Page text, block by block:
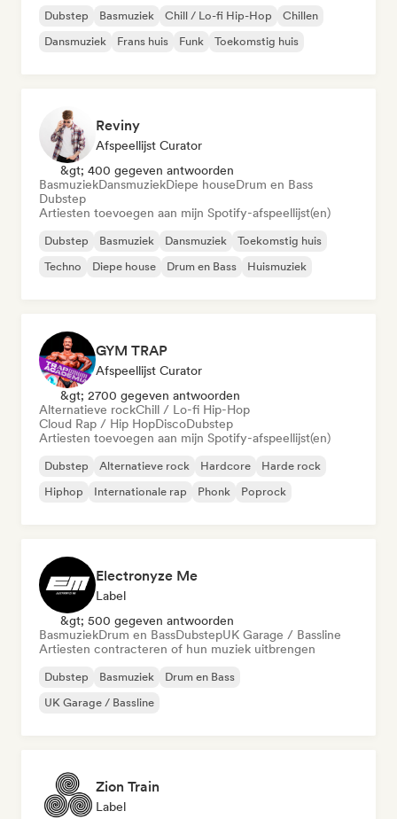
Dubstep Basmuziek Chill / Lo-fi Hip-Hop
Chillen
Dansmuziek
Frans huis Funk Toekomstig huis
Reviny
Afspeellijst Curator
&gt; 400 gegeven antwoorden
BasmuziekDansmuziekDiepe houseDrum en Bass
Dubstep
Artiesten toevoegen aan mijn Spotify-afspeellijst(en)
Dubstep Basmuziek Dansmuziek
Toekomstig huis
Techno
Diepe house Drum en Bass Huismuziek
GYM TRAP
Afspeellijst Curator
&gt; 2700 gegeven antwoorden
Alternatieve rockChill / Lo-fi Hip-Hop
Cloud Rap / Hip HopDiscoDubstep
Artiesten toevoegen aan mijn Spotify-afspeellijst(en)
Dubstep Alternatieve rock Hardcore
Harde rock
Hiphop
Internationale rap Phonk Poprock
Electronyze Me
Label
&gt; 500 gegeven antwoorden
BasmuziekDrum en BassDubstepUK Garage / Bassline
Artiesten contracteren of hun muziek uitbrengen
Dubstep Basmuziek
Drum en Bass
UK Garage / Bassline
Zion Train
Label